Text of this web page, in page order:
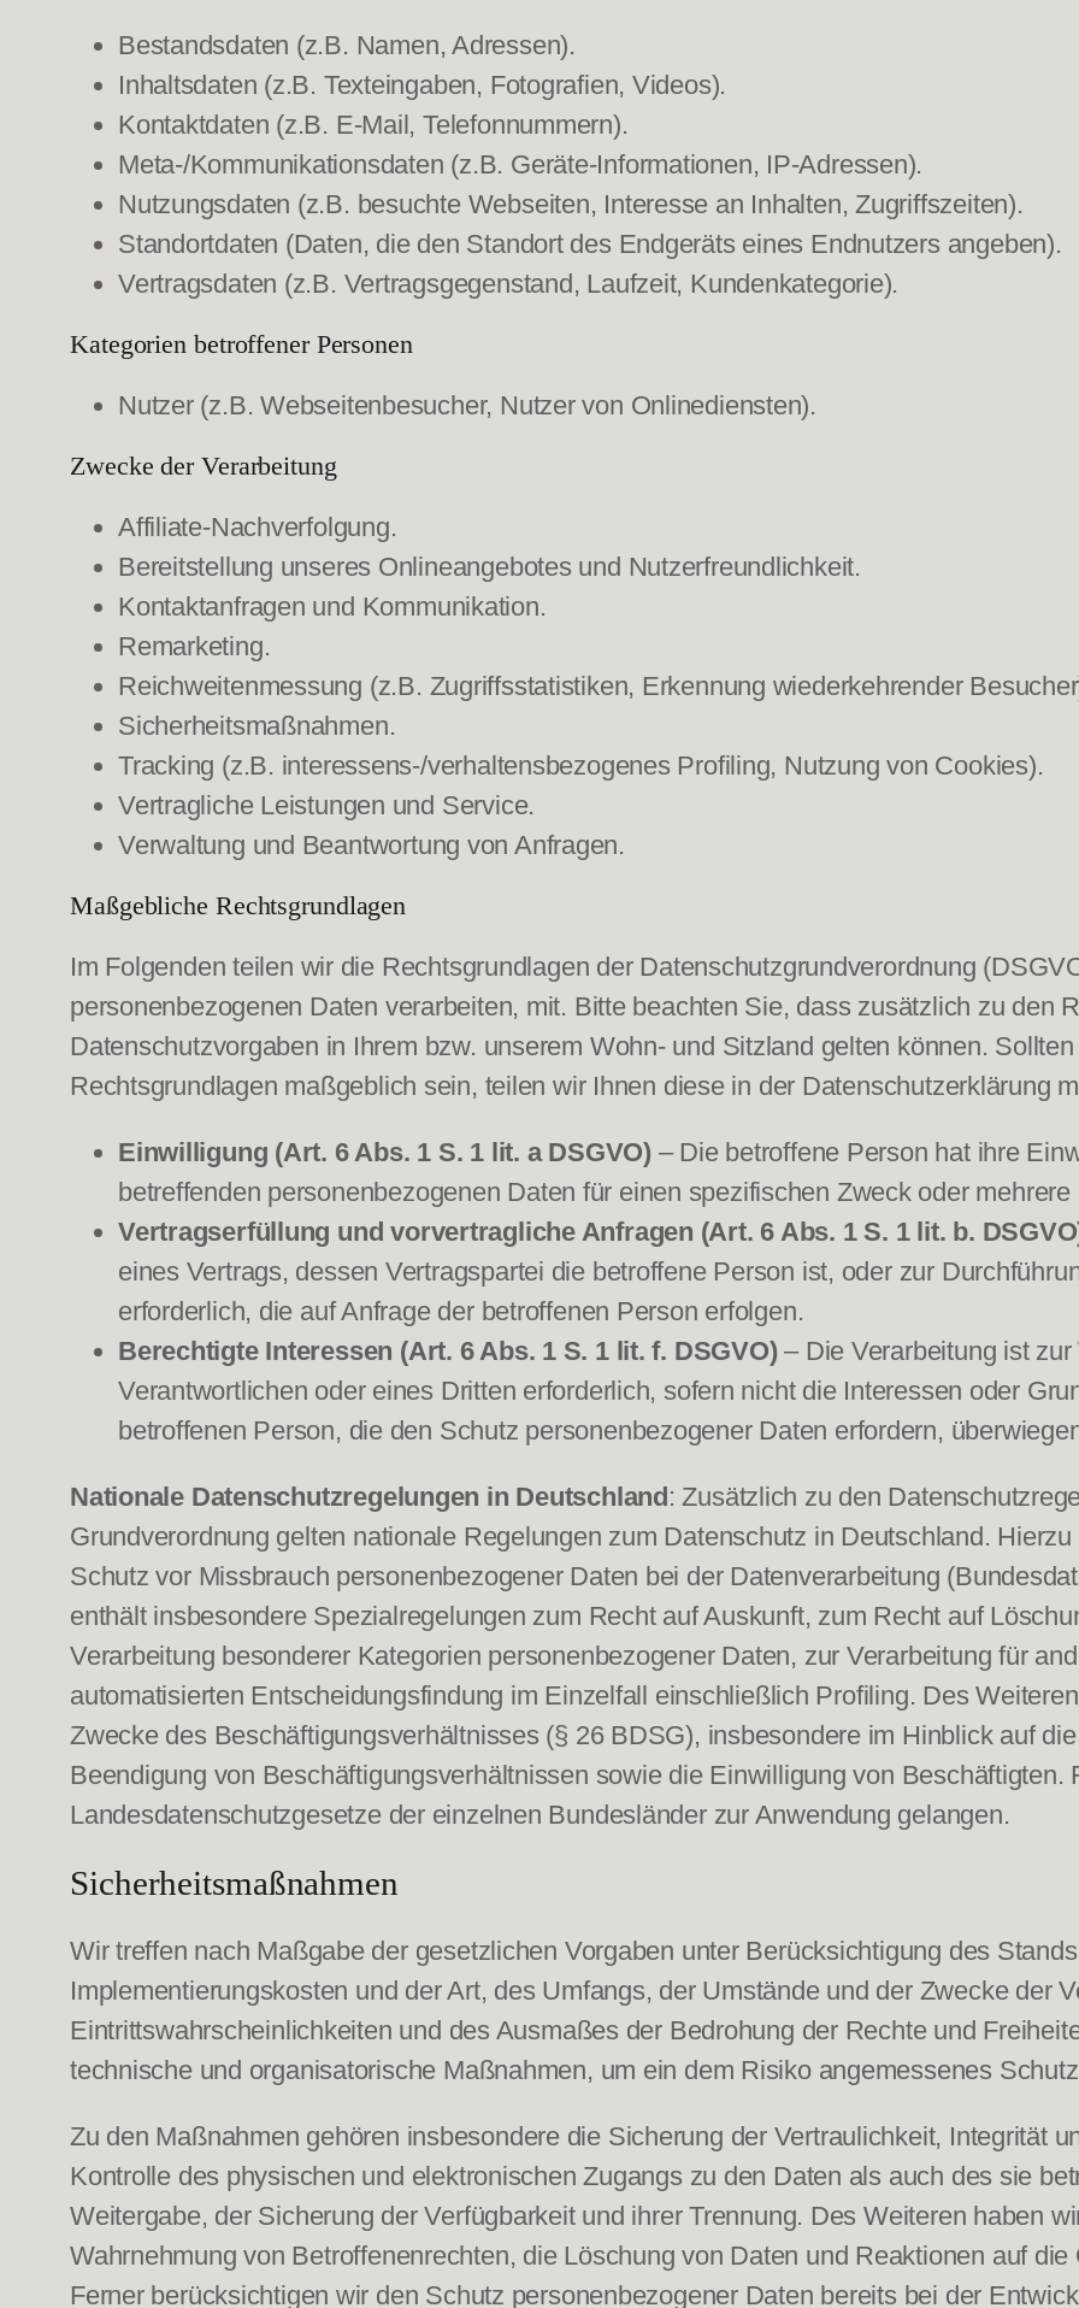
Bestandsdaten (z.B. Namen, Adressen).
Inhaltsdaten (z.B. Texteingaben, Fotografien, Videos).
Kontaktdaten (z.B. E-Mail, Telefonnummern).
Meta-/Kommunikationsdaten (z.B. Geräte-Informationen, IP-Adressen).
Nutzungsdaten (z.B. besuchte Webseiten, Interesse an Inhalten, Zugriffszeiten).
Standortdaten (Daten, die den Standort des Endgeräts eines Endnutzers angeben).
Vertragsdaten (z.B. Vertragsgegenstand, Laufzeit, Kundenkategorie).
Kategorien betroffener Personen
Nutzer (z.B. Webseitenbesucher, Nutzer von Onlinediensten).
Zwecke der Verarbeitung
Affiliate-Nachverfolgung.
Bereitstellung unseres Onlineangebotes und Nutzerfreundlichkeit.
Kontaktanfragen und Kommunikation.
Remarketing.
Reichweitenmessung (z.B. Zugriffsstatistiken, Erkennung wiederkehrender
Sicherheitsmaßnahmen.
Tracking (z.B. interessens-/verhaltensbezogenes Profiling, Nutzung von Cookies).
Vertragliche Leistungen und Service.
Verwaltung und Beantwortung von Anfragen.
Maßgebliche Rechtsgrundlagen
Im Folgenden teilen wir die Rechtsgrundlagen der Datenschutzgrundverordnung
personenbezogenen Daten verarbeiten, mit. Bitte beachten Sie, dass zusätzlich zu den
Datenschutzvorgaben in Ihrem bzw. unserem Wohn- und Sitzland gelten können.
Rechtsgrundlagen maßgeblich sein, teilen wir Ihnen diese in der Datenschutzerklärung
Einwilligung (Art. 6 Abs. 1 S. 1 lit. a DSGVO)– Die betroffene Person hat ihre
betreffenden personenbezogenen Daten für einen spezifischen Zweck oder
Vertragserfüllung und vorvertragliche Anfragen (Art. 6 Abs. 1 S. 1 lit. b.
eines Vertrags, dessen Vertragspartei die betroffene Person ist, oder zur
erforderlich, die auf Anfrage der betroffenen Person erfolgen.
Berechtigte Interessen (Art. 6 Abs. 1 S. 1 lit. f. DSGVO)– Die Verarbeitung ist zur
Verantwortlichen oder eines Dritten erforderlich, sofern nicht die Interessen oder
betroffenen Person, die den Schutz personenbezogener Daten erfordern,
Nationale Datenschutzregelungen in Deutschland: Zusätzlich zu den
Grundverordnung gelten nationale Regelungen zum Datenschutz in Deutschland.
Schutz vor Missbrauch personenbezogener Daten bei der Datenverarbeitung
enthält insbesondere Spezialregelungen zum Recht auf Auskunft, zum Recht auf
Verarbeitung besonderer Kategorien personenbezogener Daten, zur Verarbeitung für
automatisierten Entscheidungsfindung im Einzelfall einschließlich Profiling. Des
Zwecke des Beschäftigungsverhältnisses (§ 26 BDSG), insbesondere im Hinblick auf
Beendigung von Beschäftigungsverhältnissen sowie die Einwilligung von Beschäftigten.
Landesdatenschutzgesetze der einzelnen Bundesländer zur Anwendung gelangen.
Sicherheitsmaßnahmen
Wir treffen nach Maßgabe der gesetzlichen Vorgaben unter Berücksichtigung des
Implementierungskosten und der Art, des Umfangs, der Umstände und der Zwecke der
Eintrittswahrscheinlichkeiten und des Ausmaßes der Bedrohung der Rechte und
technische und organisatorische Maßnahmen, um ein dem Risiko angemessenes
Zu den Maßnahmen gehören insbesondere die Sicherung der Vertraulichkeit, Integrität
Kontrolle des physischen und elektronischen Zugangs zu den Daten als auch des sie
Weitergabe, der Sicherung der Verfügbarkeit und ihrer Trennung. Des Weiteren haben
Wahrnehmung von Betroffenenrechten, die Löschung von Daten und Reaktionen auf
Ferner berücksichtigen wir den Schutz personenbezogener Daten bereits bei der